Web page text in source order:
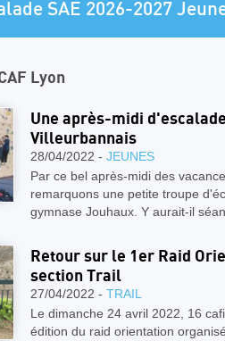
Lyon
Une après-midi
Villeurbannais
28/04/2022 - JEUNES
Par ce bel après-midi des
remarquons une petite troupe
gymnase Jouhaux. Y aurait-il
Retour sur le 1er Raid
section Trail
27/04/2022 - TRAIL
Le dimanche 24 avril 2022, 16
édition du raid orientation